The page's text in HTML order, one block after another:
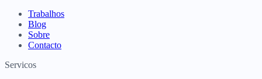
Trabalhos
Blog
Sobre
Contacto
Servicos